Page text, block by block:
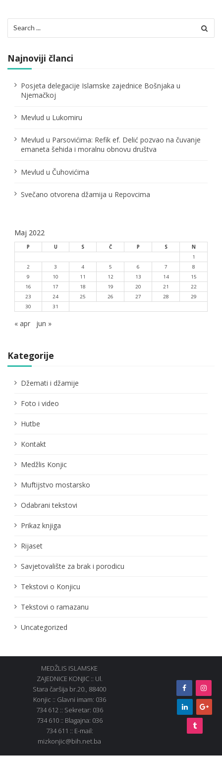
for:
Najnoviji članci
Posjeta delegacije Islamske zajednice Bošnjaka u
Njemačkoj
Mevlud u Lukomiru
Mevlud u Parsovićima: Refik ef. Delić pozvao na čuvanje
emaneta šehida i moralnu obnovu društva
Mevlud u Čuhovićima
Svečano otvorena džamija u Repovcima
Maj 2022
P U S Č P S
N
1
2
3 4 5 6 7
8
9
10 11 12 13 14
15
16
17 18 19 20 21
22
23
24 25 26 27 28
29
30
31
« apr jun »
Kategorije
Džemati i džamije
Foto i video
Hutbe
Kontakt
Medžlis Konjic
Muftijstvo mostarsko
Odabrani tekstovi
Prikaz knjiga
Rijaset
Savjetovalište za brak i porodicu
Tekstovi o Konjicu
Tekstovi o ramazanu
Uncategorized
MEDŽLIS ISLAMSKE
ZAJEDNICE KONJIC :: Ul.
Stara čaršija br.20., 88400
Konjic :: Glavni imam: 036
734 612 :: Sekretar: 036
734 610 :: Blagajna: 036
734 611 :: E-mail:
mizkonjic@bih.net.ba